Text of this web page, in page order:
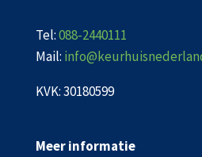
Tel:088-2440111
Mail:
KVK: 30180599
Meer informatie